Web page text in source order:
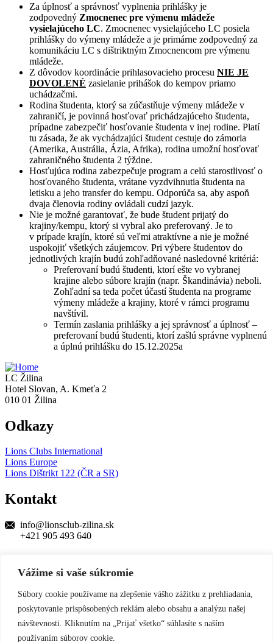
Vážime si vaše súkromie
Súbory cookie používame na zlepšenie vášho zážitku z prehliadania,
poskytovanie prispôsobených reklám alebo obsahu a analýzu našej
návštevnosti. Kliknutím na „Prijať všetko“ súhlasíte s naším
používaním súborov cookie.
Za úplnosť a správnosť vyplnenia prihlášky je
zodpovedný Zmocnenec pre výmenu mládeže
vysielajúceho LC. Zmocnenec vysielajúceho LC posiela
prihlášky do výmeny mládeže a je primárne zodpovedný za
komunikáciu LC s dištriktným Zmocnencom pre výmenu
mládeže.
Z dôvodov koordinácie prihlasovacieho procesu NIE JE
DOVOLENÉ zasielanie prihášok do kempov priamo
uchádzačmi.
Rodina študenta, ktorý sa zúčastňuje výmeny mládeže v
zahraničí, je povinná hosťovať prichádzajúceho študenta,
prípadne zabezpečiť hosťovanie študenta v inej rodine. Platí
tu zásada, že ak vychádzajúci študent cestuje do zámoria
(Amerika, Austrália, Ázia, Afrika), rodina umožní hosťovať
zahraničného študenta 2 týždne.
Hosťujúca rodina zabezpečuje program a celú starostlivosť o
hosťovaného študenta, vrátane vyzdvihnutia študenta na
letisku a jeho transfer do kempu. Odporúča sa, aby aspoň
dvaja členovia rodiny ovládali cudzí jazyk.
Nie je možné garantovať, že bude študent prijatý do
krajiny/kempu, ktorý si vybral ako preferovaný. Je to
v prípade krajín, ktoré sú veľmi atraktívne a nie je možné
uspokojiť všetkých záujemcov. Pri výbere študentov do
jednotlivých krajín budú zohľadňované nasledovné kritériá:
Preferovaní budú študenti, ktorí ešte vo vybranej
krajine alebo súbore krajín (napr. Škandinávia) neboli.
Zohľadní sa teda počet účastí študenta na programe
výmeny mládeže a krajiny, ktoré v rámci programu
navštívil.
Termín zaslania prihlášky a jej správnosť a úplnosť –
preferovaní budú študenti, ktorí zašlú správne vyplnenú
a úplnú prihlášku do 15.12.2025a
LC Žilina
Hotel Slovan, A. Kmeťa 2
010 01 Žilina
Odkazy
Lions Clubs International
Lions Europe
Lions Dištrikt 122 (ČR a SR)
Kontakt
info@lionsclub-zilina.sk
+421 905 493 640
na skvelé veci
Rád pomôžem
LIONS CLUB Žilina© 2026 Všetky práva vyhradené. Vytvoril a
spravujeBK Process